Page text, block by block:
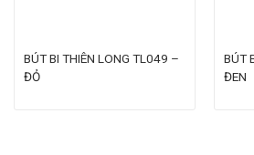
BÚT BI THIÊN LONG TL049 –
ĐỎ
BÚT
ĐEN